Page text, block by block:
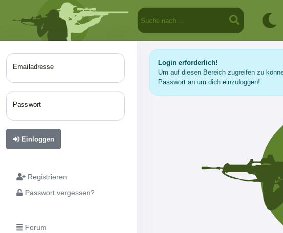
Emailadresse
Passwort
Einloggen
Registrieren
Passwort vergessen?
Forum
Login erforderlich!
Um auf diesen Bereich zugreifen zu
Passwort an um dich einzuloggen!